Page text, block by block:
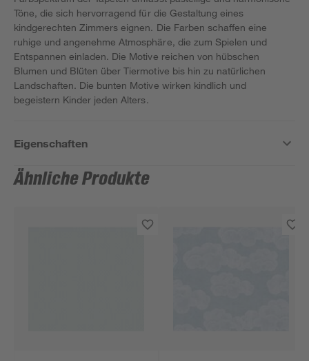
Töne, die sich hervorragend für die Gestaltung eines
kindgerechten Zimmers eignen. Die Farben schaffen eine
ruhige und angenehme Atmosphäre, die zum Spielen und
Entspannen einladen. Die Motive reichen von hübschen
Blumen und Blüten über Tiermotive bis hin zu natürlichen
Landschaften. Die bunten Motive wirken kindlich und
begeistern Kinder jeden Alters.
Eigenschaften
Ähnliche Produkte